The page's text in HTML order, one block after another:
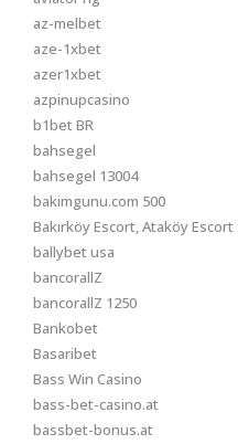
az-melbet
aze-1xbet
azer1xbet
azpinupcasino
b1bet BR
bahsegel
bahsegel 13004
bakimgunu.com 500
Bakırköy Escort, Ataköy Escort
ballybet usa
bancorallZ
bancorallZ 1250
Bankobet
Basaribet
Bass Win Casino
bass-bet-casino.at
bassbet-bonus.at